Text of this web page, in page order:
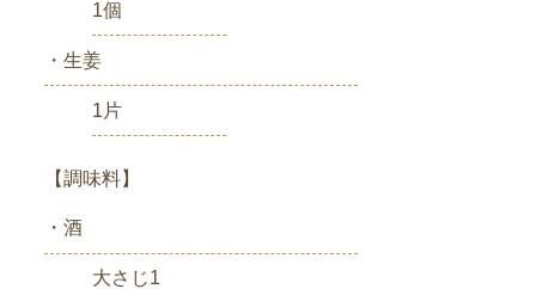
1個
・生姜
1片
【調味料】
・酒
大さじ1